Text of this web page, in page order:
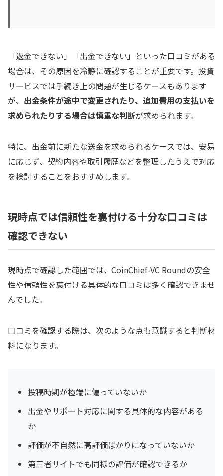
「返金できない」「出金できない」といった口コミがある
場合は、その原因を冷静に確認することが重要です。投資
サービスでは手続き上の問題が生じるケースもあります
が、 出金条件が途中で変更されたり、追加費用の支払いを
求められたりする場合は慎重な判断が求められます。
特に、出金前に新たな送金を求められるケースでは、安易
に応じず、契約内容や取引履歴などを整理したうえで対応
を検討することをおすすめします。
現時点では信頼性を裏付ける十分な口コミは
確認できない
現時点で確認した範囲では、CoinChief-VC Roundの安全
性や信頼性を裏付ける具体的な口コミは多く確認できませ
んでした。
口コミを確認する際は、次のような点も意識すると判断材
料になります。
投稿時期が極端に偏っていないか
出金やサポート対応に関する具体的な内容がある
か
評価が不自然に高評価ばかりになっていないか
第三者サイトでも同様の評価が確認できるか